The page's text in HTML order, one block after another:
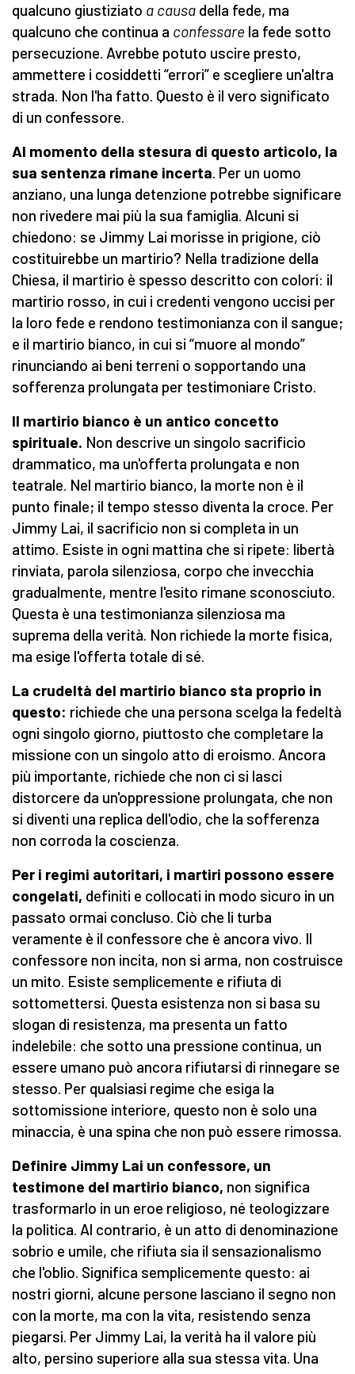
qualcuno giustiziato a causa della fede, ma
qualcuno che continua a confessare la fede sotto
persecuzione. Avrebbe potuto uscire presto,
ammettere i cosiddetti “errori” e scegliere un'altra
strada. Non l'ha fatto. Questo è il vero significato
di un confessore.
Al momento della stesura di questo articolo, la
sua sentenza rimane incerta. Per un uomo
anziano, una lunga detenzione potrebbe significare
non rivedere mai più la sua famiglia. Alcuni si
chiedono: se Jimmy Lai morisse in prigione, ciò
costituirebbe un martirio? Nella tradizione della
Chiesa, il martirio è spesso descritto con colori: il
martirio rosso, in cui i credenti vengono uccisi per
la loro fede e rendono testimonianza con il sangue;
e il martirio bianco, in cui si “muore al mondo”
rinunciando ai beni terreni o sopportando una
sofferenza prolungata per testimoniare Cristo.
Il martirio bianco è un antico concetto
spirituale. Non descrive un singolo sacrificio
drammatico, ma un'offerta prolungata e non
teatrale. Nel martirio bianco, la morte non è il
punto finale; il tempo stesso diventa la croce. Per
Jimmy Lai, il sacrificio non si completa in un
attimo. Esiste in ogni mattina che si ripete: libertà
rinviata, parola silenziosa, corpo che invecchia
gradualmente, mentre l'esito rimane sconosciuto.
Questa è una testimonianza silenziosa ma
suprema della verità. Non richiede la morte fisica,
ma esige l'offerta totale di sé.
La crudeltà del martirio bianco sta proprio in
questo: richiede che una persona scelga la fedeltà
ogni singolo giorno, piuttosto che completare la
missione con un singolo atto di eroismo. Ancora
più importante, richiede che non ci si lasci
distorcere da un'oppressione prolungata, che non
si diventi una replica dell'odio, che la sofferenza
non corroda la coscienza.
Per i regimi autoritari, i martiri possono essere
congelati, definiti e collocati in modo sicuro in un
passato ormai concluso. Ciò che li turba
veramente è il confessore che è ancora vivo. Il
confessore non incita, non si arma, non costruisce
un mito. Esiste semplicemente e rifiuta di
sottomettersi. Questa esistenza non si basa su
slogan di resistenza, ma presenta un fatto
indelebile: che sotto una pressione continua, un
essere umano può ancora rifiutarsi di rinnegare se
stesso. Per qualsiasi regime che esiga la
sottomissione interiore, questo non è solo una
minaccia, è una spina che non può essere rimossa.
Definire Jimmy Lai un confessore, un
testimone del martirio bianco, non significa
trasformarlo in un eroe religioso, né teologizzare
la politica. Al contrario, è un atto di denominazione
sobrio e umile, che rifiuta sia il sensazionalismo
che l'oblio. Significa semplicemente questo: ai
nostri giorni, alcune persone lasciano il segno non
con la morte, ma con la vita, resistendo senza
piegarsi. Per Jimmy Lai, la verità ha il valore più
alto, persino superiore alla sua stessa vita. Una